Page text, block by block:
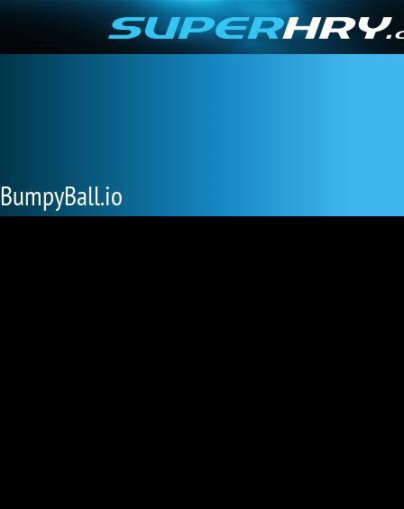
BumpyBall.io